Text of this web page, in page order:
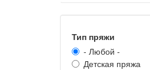
Тип пряжи
- Любой -
Детская пряжа